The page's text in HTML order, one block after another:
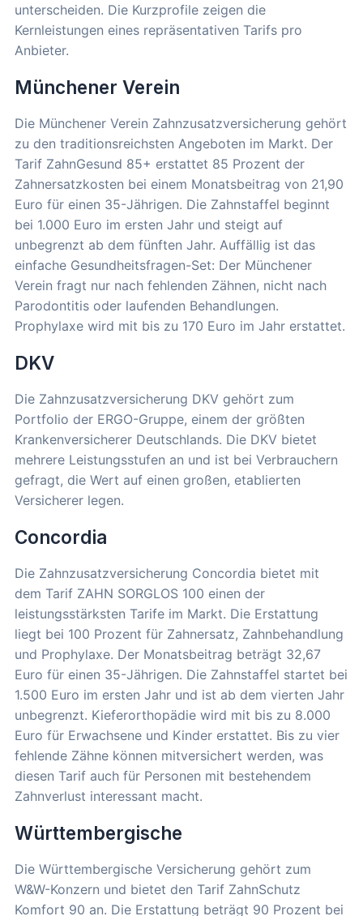
unterscheiden. Die Kurzprofile zeigen die
Kernleistungen eines repräsentativen Tarifs pro
Anbieter.
Münchener Verein
Die Münchener Verein Zahnzusatzversicherung gehört
zu den traditionsreichsten Angeboten im Markt. Der
Tarif ZahnGesund 85+ erstattet 85 Prozent der
Zahnersatzkosten bei einem Monatsbeitrag von 21,90
Euro für einen 35-Jährigen. Die Zahnstaffel beginnt
bei 1.000 Euro im ersten Jahr und steigt auf
unbegrenzt ab dem fünften Jahr. Auffällig ist das
einfache Gesundheitsfragen-Set: Der Münchener
Verein fragt nur nach fehlenden Zähnen, nicht nach
Parodontitis oder laufenden Behandlungen.
Prophylaxe wird mit bis zu 170 Euro im Jahr erstattet.
DKV
Die Zahnzusatzversicherung DKV gehört zum
Portfolio der ERGO-Gruppe, einem der größten
Krankenversicherer Deutschlands. Die DKV bietet
mehrere Leistungsstufen an und ist bei Verbrauchern
gefragt, die Wert auf einen großen, etablierten
Versicherer legen.
Concordia
Die Zahnzusatzversicherung Concordia bietet mit
dem Tarif ZAHN SORGLOS 100 einen der
leistungsstärksten Tarife im Markt. Die Erstattung
liegt bei 100 Prozent für Zahnersatz, Zahnbehandlung
und Prophylaxe. Der Monatsbeitrag beträgt 32,67
Euro für einen 35-Jährigen. Die Zahnstaffel startet bei
1.500 Euro im ersten Jahr und ist ab dem vierten Jahr
unbegrenzt. Kieferorthopädie wird mit bis zu 8.000
Euro für Erwachsene und Kinder erstattet. Bis zu vier
fehlende Zähne können mitversichert werden, was
diesen Tarif auch für Personen mit bestehendem
Zahnverlust interessant macht.
Württembergische
Die Württembergische Versicherung gehört zum
W&W-Konzern und bietet den Tarif ZahnSchutz
Komfort 90 an. Die Erstattung beträgt 90 Prozent bei